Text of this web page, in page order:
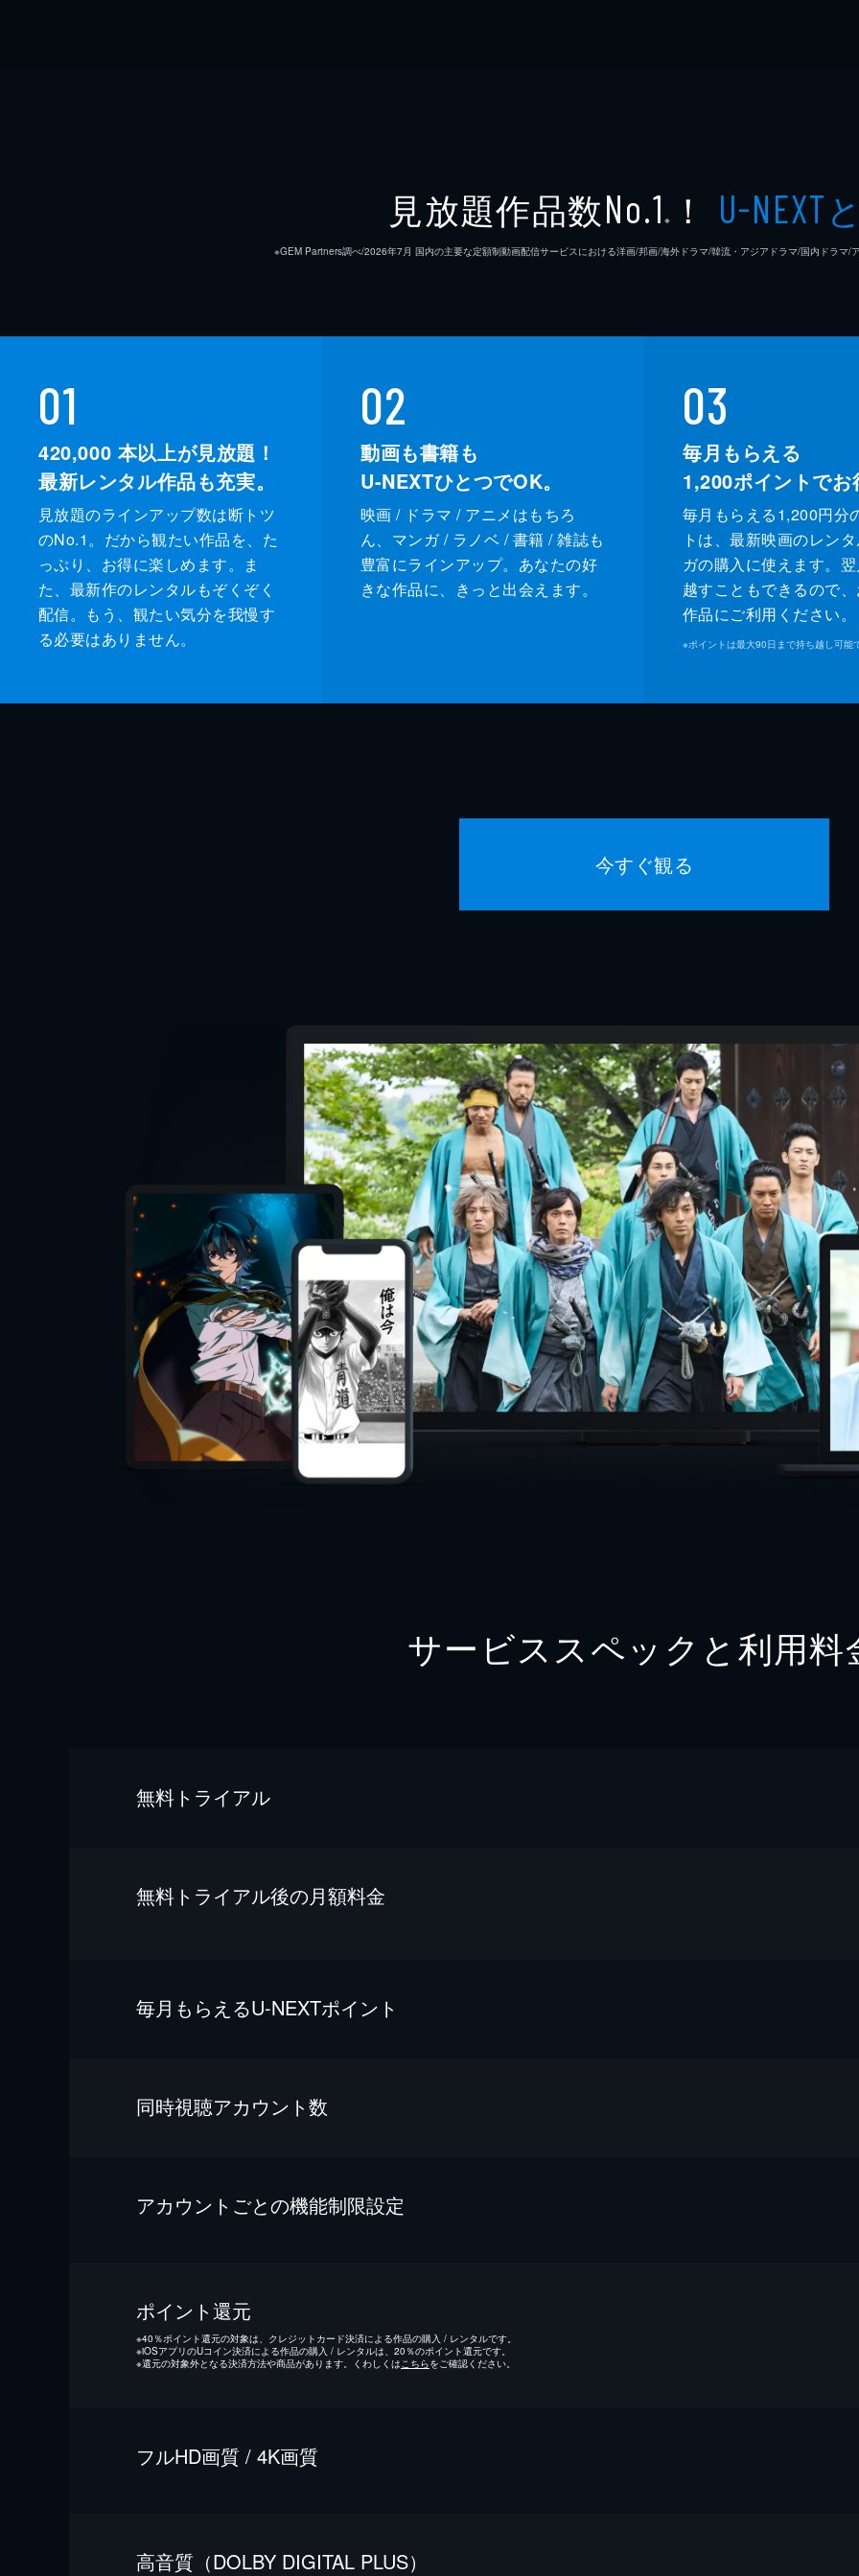
見放題作品数No.1 ※ ！ U-NEXT
※GEM Partners調べ/2026年7⽉ 国内の主要な定額制動画配信サービスにおける洋画/邦画/海外ドラマ/韓流・アジアドラマ/国内ドラマ/
01
420,000 本以上が見放題！
最新レンタル作品も充実。
見放題のラインアップ数は断トツ
のNo.1。だから観たい作品を、た
っぷり、お得に楽しめます。ま
た、最新作のレンタルもぞくぞく
配信。もう、観たい気分を我慢す
る必要はありません。
02
動画も書籍も
U-NEXTひとつでOK。
映画 / ドラマ / アニメはもちろ
ん、マンガ / ラノベ / 書籍 / 雑誌も
豊富にラインアップ。あなたの好
きな作品に、きっと出会えます。
03
毎月もらえる
1,200ポイントでお
毎月もらえる1,200円分
トは、最新映画のレン
ガの購入に使えます。
越すこともできるので
作品にご利用ください。
※ポイントは最大90日まで持ち越し可能
今すぐ観る
サービススペックと利用料
無料トライアル
無料トライアル後の⽉額料金
毎⽉もらえるU-NEXTポイント
同時視聴アカウント数
アカウントごとの機能制限設定
ポイント還元
※40％ポイント還元の対象は、クレジットカード決済による作品の購入 / レンタルです。
※iOSアプリのUコイン決済による作品の購入 / レンタルは、20％のポイント還元です。
※還元の対象外となる決済方法や商品があります。くわしくは こちらをご確認ください。
フルHD画質 / 4K画質
⾼⾳質（DOLBY DIGITAL PLUS）